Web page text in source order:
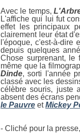
Avec le temps,
L'affiche qui lui fut
effet les principaux
clairement leur état
l'époque, c'est-à-dire
depuis quelques
Chose surprenant, le
même que la
Dinde, sorti l'année
classé avec les
célèbre souris, juste
absent des écrans
le Pauvre etMickey
- Cliché pour la